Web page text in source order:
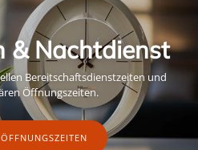
& Nachtdienst
Bereitschaftsdienstzeiten und
Öffnungszeiten.